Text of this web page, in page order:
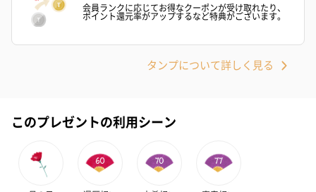
いぶりがっことチーズ
のオイル漬（981円）
のオイル漬（塩麹&レモ
ン）（981円）
円）
会員ランクに応じてお得なクーポンが受け取れたり、
ポイント還元率がアップするなど特典がございます。
タンプについて詳しく見る
このプレゼントの利用シーン